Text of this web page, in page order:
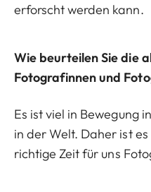
erforscht werden kann.
Wie beurteilen Sie die
Fotografinnen und
Es ist viel in Bewegung
in der Welt. Daher ist
richtige Zeit für uns